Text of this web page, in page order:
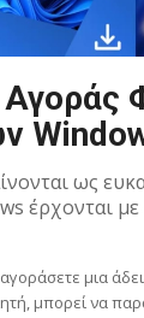
Αγοράς
ως
έρχονται
μια
μπορεί να